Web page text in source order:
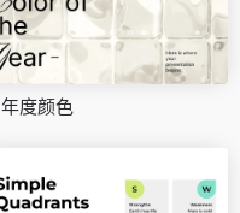
年度颜色